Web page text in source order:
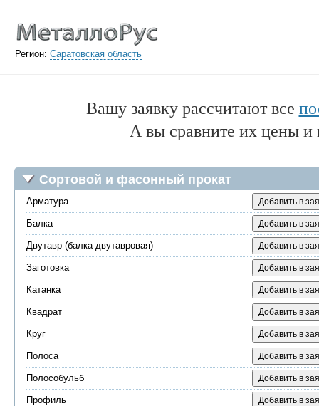
Регион: Саратовская область
Вашу заявку рассчитают все
А вы сравните их цены и
Сортовой и фасонный прокат
Арматура Добавить в
Балка Добавить в
Двутавр (балка двутавровая) Добавить в
Заготовка Добавить в
Катанка Добавить в
Квадрат Добавить в
Круг Добавить в
Полоса Добавить в
Полособульб Добавить в
Профиль Добавить в